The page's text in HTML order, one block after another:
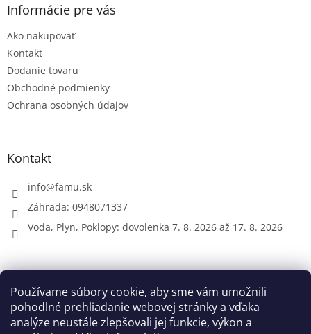
Používame súbory cookie, aby sme vám umožnili
pohodlné prehliadanie webovej stránky a vďaka
analýze neustále zlepšovali jej funkcie, výkon a
Informácie pre vás
Ako nakupovať
Kontakt
Dodanie tovaru
Obchodné podmienky
Ochrana osobných údajov
Kontakt
info@famu.sk
Záhrada: 0948071337
Voda, Plyn, Poklopy: dovolenka 7. 8. 2026 až 17. 8. 2026